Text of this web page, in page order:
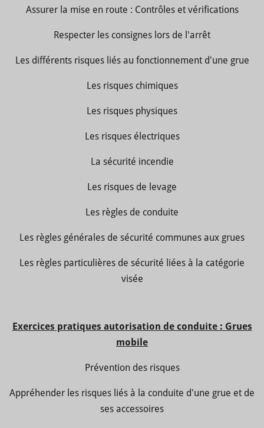
Assurer la mise en route : Contrôles et vérifications
Respecter les consignes lors de l'arrêt
Les différents risques liés au fonctionnement d'une grue
Les risques chimiques
Les risques physiques
Les risques électriques
La sécurité incendie
Les risques de levage
Les règles de conduite
Les règles générales de sécurité communes aux grues
Les règles particulières de sécurité liées à la catégorie
visée
Exercices pratiques autorisation de conduite : Grues
mobile
Prévention des risques
Appréhender les risques liés à la conduite d'une grue et de
ses accessoires